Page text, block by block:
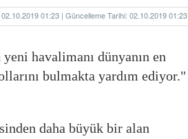
02.10.2019 01:23 | Güncelleme Tarihi: 02.10.2019 01:23
havalimanı dünyanın en
bulmakta yardım ediyor."
daha büyük bir alan